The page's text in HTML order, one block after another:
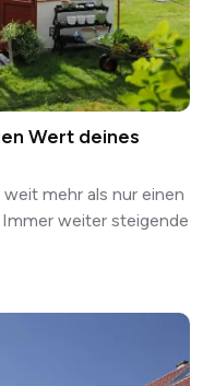
Wert deines
mehr als nur einen
weiter steigende